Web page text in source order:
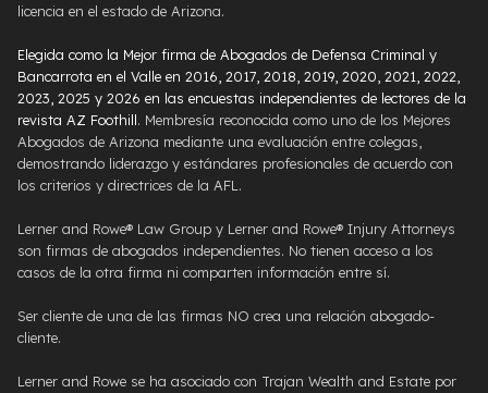
licencia en el estado de Arizona.
Elegida como la Mejor firma de Abogados de Defensa Criminal y
Bancarrota en el Valle en 2016, 2017, 2018, 2019, 2020, 2021, 2022,
2023, 2025 y 2026 en las encuestas independientes de lectores de la
revista AZ Foothill. Membresía reconocida como uno de los Mejores
Abogados de Arizona mediante una evaluación entre colegas,
demostrando liderazgo y estándares profesionales de acuerdo con
los criterios y directrices de la AFL.
Lerner and Rowe® Law Group y Lerner and Rowe® Injury Attorneys
son firmas de abogados independientes. No tienen acceso a los
casos de la otra firma ni comparten información entre sí.
Ser cliente de una de las firmas NO crea una relación abogado-
cliente.
Lerner and Rowe se ha asociado con Trajan Wealth and Estate por